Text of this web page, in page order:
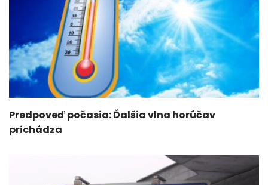
Predpoveď počasia: Ďalšia vlna horúčav
prichádza